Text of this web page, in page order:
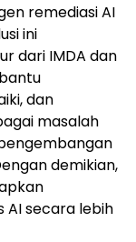
remediasi AI
ini
dari IMDA dan
dan
masalah
demikian,
secara lebih